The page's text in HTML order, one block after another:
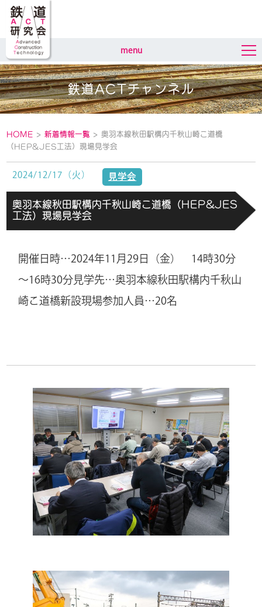
menu
鉄道ACTチャンネル
HOME >新着情報一覧 > 奥羽本線秋田駅構内千秋山崎こ道橋
（HEP&JES工法）現場見学会
2024/12/17（火） 見学会
奥羽本線秋田駅構内千秋山崎こ道橋（HEP&JES
工法）現場見学会
開催日時…2024年11月29日（金） 14時30分
～16時30分見学先…奥羽本線秋田駅構内千秋山
崎こ道橋新設現場参加人員…20名